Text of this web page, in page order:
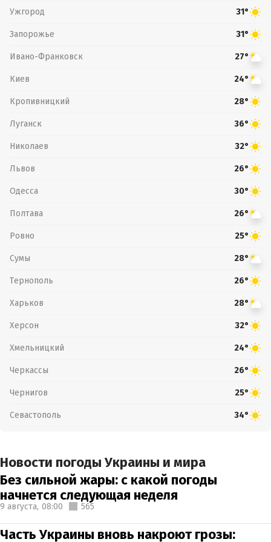
Ужгород 31°
Запорожье 31°
Ивано-Франковск 27°
Киев 24°
Кропивницкий 28°
Луганск 36°
Николаев 32°
Львов 26°
Одесса 30°
Полтава 26°
Ровно 25°
Сумы 28°
Тернополь 26°
Харьков 28°
Херсон 32°
Хмельницкий 24°
Черкассы 26°
Чернигов 25°
Севастополь 34°
Новости погоды Украины и мира
Без сильной жары: с какой погоды
начнется следующая неделя
9 августа, 08:00 565
Часть Украины вновь накроют грозы: